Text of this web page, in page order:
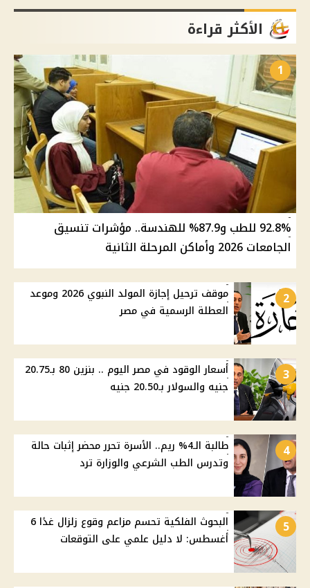
الأكثر قراءة
1
92.8% للطب و87.9% للهندسة.. مؤشرات تنسيق
الجامعات 2026 وأماكن المرحلة الثانية
2
موقف ترحيل إجازة المولد النبوي 2026 وموعد
العطلة الرسمية في مصر
3
أسعار الوقود في مصر اليوم .. بنزين 80 بـ20.75
جنيه والسولار بـ20.50 جنيه
4
طالبة الـ4% ريم.. الأسرة تحرر محضر إثبات حالة
وتدرس الطب الشرعي والوزارة ترد
5
البحوث الفلكية تحسم مزاعم وقوع زلزال غدًا 6
أغسطس: لا دليل علمي على التوقعات